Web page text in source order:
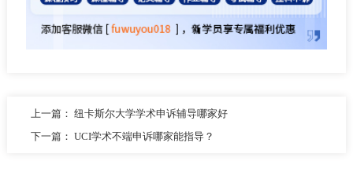
上一篇： 纽卡斯尔大学学术申诉辅导哪家好
下一篇： UCI学术不端申诉哪家能指导？